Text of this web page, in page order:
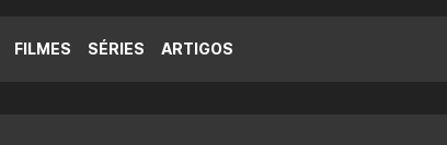
FILMES SÉRIES ARTIGOS